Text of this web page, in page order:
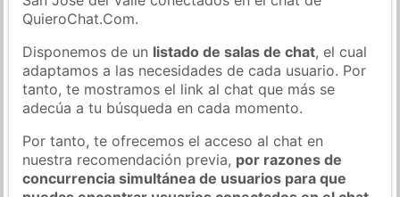
QuieroChat.Com.
Disponemos de un listado de salas de chat, el cual
adaptamos a las necesidades de cada usuario. Por
tanto, te mostramos el link al chat que más se
adecúa a tu búsqueda en cada momento.
Por tanto, te ofrecemos el acceso al chat en
nuestra recomendación previa, por razones de
concurrencia simultánea de usuarios para que